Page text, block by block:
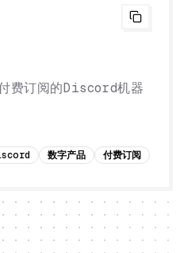
费订阅的Discord机器
数字产品 付费订阅